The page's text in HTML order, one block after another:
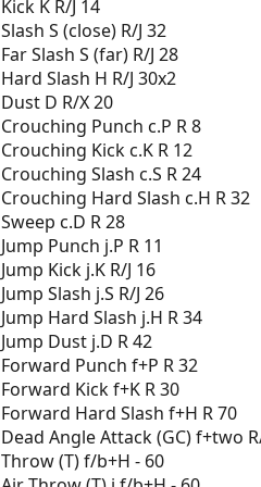
Kick K R/J 14
Slash S (close) R/J 32
Far Slash S (far) R/J 28
Hard Slash H R/J 30x2
Dust D R/X 20
Crouching Punch c.P R 8
Crouching Kick c.K R 12
Crouching Slash c.S R 24
Crouching Hard Slash c.H R 32
Sweep c.D R 28
Jump Punch j.P R 11
Jump Kick j.K R/J 16
Jump Slash j.S R/J 26
Jump Hard Slash j.H R 34
Jump Dust j.D R 42
Forward Punch f+P R 32
Forward Kick f+K R 30
Forward Hard Slash f+H R 70
Dead Angle Attack (GC) f+two
Throw (T) f/b+H - 60